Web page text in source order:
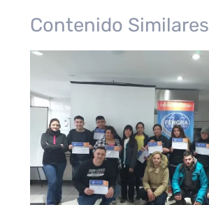
Contenido Similares